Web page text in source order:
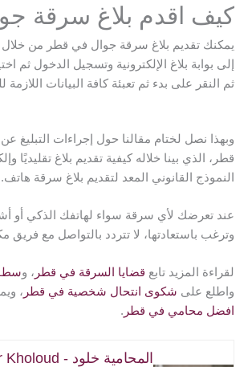
كيف اقدم بلاغ سرقة
يمكنك تقديم بلاغ سرقة جوال في قطر من
إلى بوابة بلاغ الإلكترونية وتسجيل الدخول ثم
ثم النقر على بدء ثم تعبئة كافة البيانات
وبهذا نصل لختام مقالنا حول إجراءات
قطر، الذي بينا خلاله كيفية تقديم بلاغ تقليديًا
النموذج القانوني المعد لتقديم بلاغ سرقة هاتف.
عند تعرضك لأي سرقة سواء لهاتفك الذكي أو
وترغب باستعادتها، لا تتردد بالتواصل مع فريق
لقراءة المزيد تابع قضايا السرقة في قطر ، و
واطلع على شكوى انتحال شخصية في قطر ،
افضل محامي في قطر .
المحامية خلود - Lawyer Kholoud